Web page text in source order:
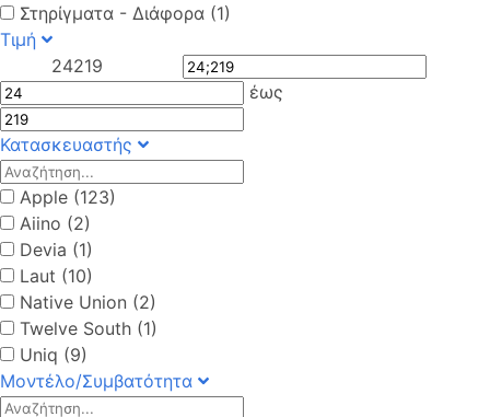
Στηρίγματα - Διάφορα (1)
Τιμή
24219
έως
Κατασκευαστής
Apple (123)
Aiino (2)
Devia (1)
Laut (10)
Native Union (2)
Twelve South (1)
Uniq (9)
Μοντέλο/Συμβατότητα